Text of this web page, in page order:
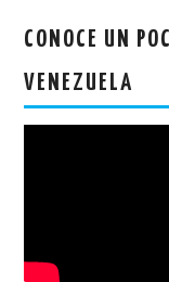
CONOCE UN
VENEZUELA